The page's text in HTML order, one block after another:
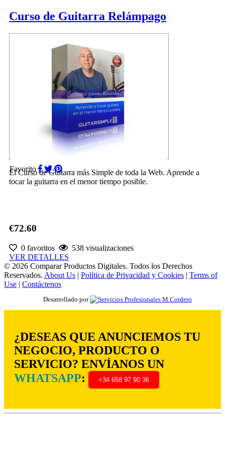
Curso de Guitarra Relámpago
Favorito
El Curso de Guitarra más Simple de toda la Web. Aprende a
tocar la guitarra en el menor tiempo posible.
€72.60
0 favoritos
538 visualizaciones
VER DETALLES
© 2026 Comparar Productos Digitales. Todos los Derechos
Reservados. About Us | Política de Privacidad y Cookies | Terms of
Use | Contáctenos
Desarrollado por
¿DESEAS QUE ANUNCIEMOS TU
NEGOCIO, PRODUCTO O
SERVICIO? ENVÍANOS UN
WHATSAPP: +34 658 97 90 36